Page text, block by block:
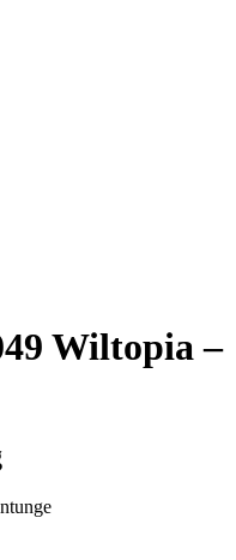
Wiltopia –